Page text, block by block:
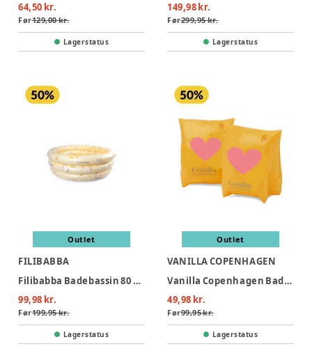
64,50 kr.
Før129,00 kr.
Lagerstatus
149,98 kr.
Før299,95 kr.
Lagerstatus
Outlet
FILIBABBA
Filibabba Badebassin 80 cm Alfie – Unicorn Shores
99,98 kr.
Før199,95 kr.
Lagerstatus
Outlet
VANILLA COPENHAGEN
Vanilla Copenhagen Badevinger - Neon Hearts
49,98 kr.
Før99,95 kr.
Lagerstatus